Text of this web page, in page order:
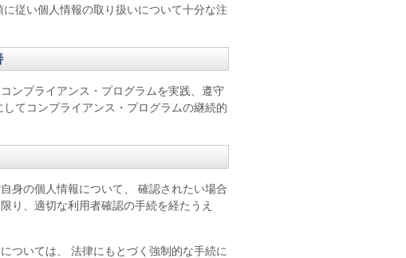
従い個人情報の取り扱いについて十分な注
ンプライアンス・プログラムを実践、遵守
てコンプライアンス・プログラムの継続的
身の個人情報について、 確認されたい場合
り、適切な利用者確認の手続を経たうえ
ついては、 法律にもとづく強制的な手続に